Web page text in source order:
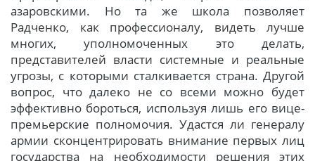
азаровскими. Но та же школа позволяет
Радченко, как профессионалу, видеть лучше
многих, уполномоченных это делать,
представителей власти системные и реальные
угрозы, с которыми сталкивается страна. Другой
вопрос, что далеко не со всеми можно будет
эффективно бороться, используя лишь его вице-
премьерские полномочия. Удастся ли генералу
армии сконцентрировать внимание первых лиц
государства на необходимости решения этих